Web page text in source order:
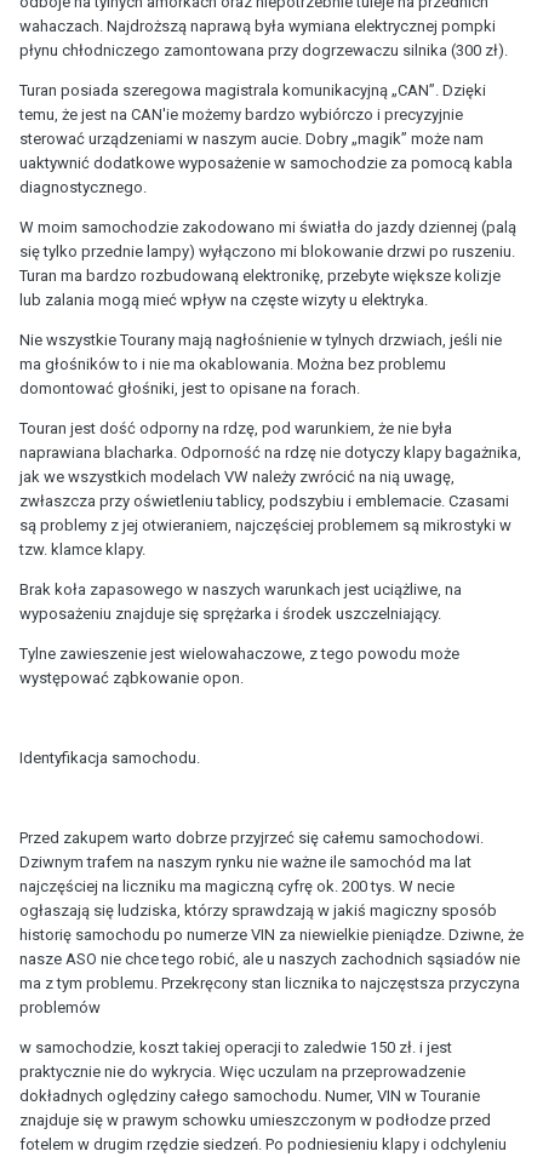
wahaczach. Najdroższą naprawą była wymiana elektrycznej pompki
płynu chłodniczego zamontowana przy dogrzewaczu silnika (300 zł).
Turan posiada szeregowa magistrala komunikacyjną „CAN”. Dzięki
temu, że jest na CAN'ie możemy bardzo wybiórczo i precyzyjnie
sterować urządzeniami w naszym aucie. Dobry „magik” może nam
uaktywnić dodatkowe wyposażenie w samochodzie za pomocą kabla
diagnostycznego.
W moim samochodzie zakodowano mi światła do jazdy dziennej (palą
się tylko przednie lampy) wyłączono mi blokowanie drzwi po ruszeniu.
Turan ma bardzo rozbudowaną elektronikę, przebyte większe kolizje
lub zalania mogą mieć wpływ na częste wizyty u elektryka.
Nie wszystkie Tourany mają nagłośnienie w tylnych drzwiach, jeśli nie
ma głośników to i nie ma okablowania. Można bez problemu
domontować głośniki, jest to opisane na forach.
Touran jest dość odporny na rdzę, pod warunkiem, że nie była
naprawiana blacharka. Odporność na rdzę nie dotyczy klapy bagażnika,
jak we wszystkich modelach VW należy zwrócić na nią uwagę,
zwłaszcza przy oświetleniu tablicy, podszybiu i emblemacie. Czasami
są problemy z jej otwieraniem, najczęściej problemem są mikrostyki w
tzw. klamce klapy.
Brak koła zapasowego w naszych warunkach jest uciążliwe, na
wyposażeniu znajduje się sprężarka i środek uszczelniający.
Tylne zawieszenie jest wielowahaczowe, z tego powodu może
występować ząbkowanie opon.
Identyfikacja samochodu.
Przed zakupem warto dobrze przyjrzeć się całemu samochodowi.
Dziwnym trafem na naszym rynku nie ważne ile samochód ma lat
najczęściej na liczniku ma magiczną cyfrę ok. 200 tys. W necie
ogłaszają się ludziska, którzy sprawdzają w jakiś magiczny sposób
historię samochodu po numerze VIN za niewielkie pieniądze. Dziwne, że
nasze ASO nie chce tego robić, ale u naszych zachodnich sąsiadów nie
ma z tym problemu. Przekręcony stan licznika to najczęstsza przyczyna
problemów
w samochodzie, koszt takiej operacji to zaledwie 150 zł. i jest
praktycznie nie do wykrycia. Więc uczulam na przeprowadzenie
dokładnych oględziny całego samochodu. Numer, VIN w Touranie
znajduje się w prawym schowku umieszczonym w podłodze przed
fotelem w drugim rzędzie siedzeń. Po podniesieniu klapy i odchyleniu